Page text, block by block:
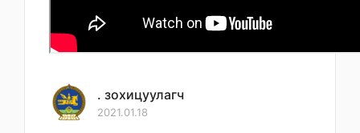
. зохицуулагч
2021.01.18